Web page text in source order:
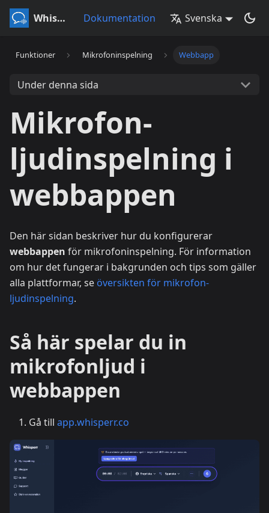
Whisperr Dokumentation Svenska
Funktioner Mikrofoninspelning Webbapp
Under denna sida
Mikrofon-
ljudinspelning i
webbappen
Den här sidan beskriver hur du konfigurerar
webbappen för mikrofoninspelning. För information
om hur det fungerar i bakgrunden och tips som gäller
alla plattformar, se översikten för mikrofon-
ljudinspelning.
Så här spelar du in
mikrofonljud i
webbappen
Gå till app.whisperr.co